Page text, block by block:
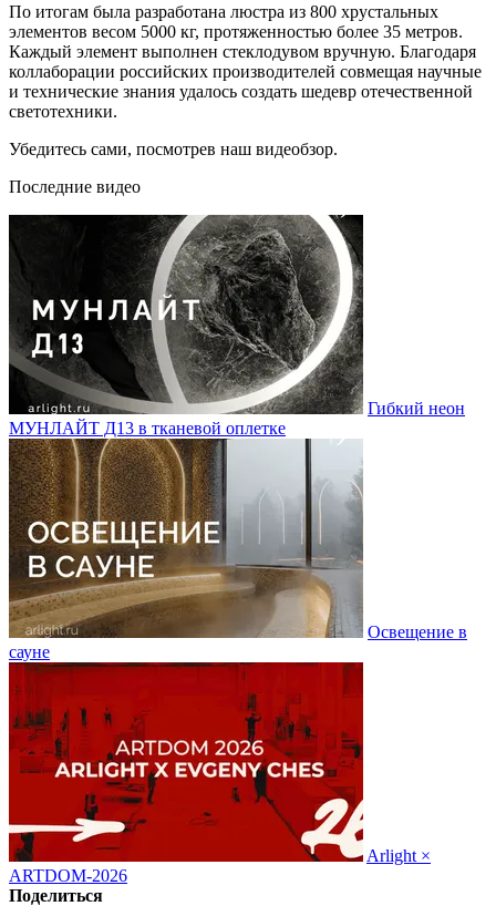
По итогам была разработана люстра из 800 хрустальных
элементов весом 5000 кг, протяженностью более 35 метров.
Каждый элемент выполнен стеклодувом вручную. Благодаря
коллаборации российских производителей совмещая научные
и технические знания удалось создать шедевр отечественной
светотехники.
Убедитесь сами, посмотрев наш видеобзор.
Последние видео
Гибкий неон
МУНЛАЙТ Д13 в тканевой оплетке
Освещение в
сауне
Arlight ×
ARTDOM-2026
Поделиться